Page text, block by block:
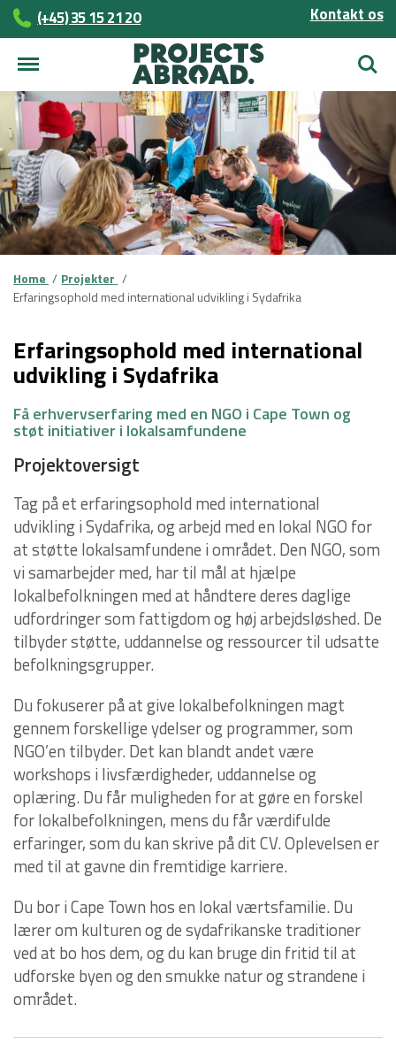
(+45)­­ 35 15 21 20 Kontakt os
Søg
Home
Projekter
Erfaringsophold med international udvikling i Sydafrika
Erfaringsophold med international
udvikling i Sydafrika
Få erhvervserfaring med en NGO i Cape Town og
støt initiativer i lokalsamfundene
Projektoversigt
Tag på et erfaringsophold med international
udvikling i Sydafrika, og arbejd med en lokal NGO for
at støtte lokalsamfundene i området. Den NGO, som
vi samarbejder med, har til mål at hjælpe
lokalbefolkningen med at håndtere deres daglige
udfordringer som fattigdom og høj arbejdsløshed. De
tilbyder støtte, uddannelse og ressourcer til udsatte
befolkningsgrupper.
Du fokuserer på at give lokalbefolkningen magt
gennem forskellige ydelser og programmer, som
NGO’en tilbyder. Det kan blandt andet være
workshops i livsfærdigheder, uddannelse og
oplæring. Du får muligheden for at gøre en forskel
for lokalbefolkningen, mens du får værdifulde
erfaringer, som du kan skrive på dit CV. Oplevelsen er
med til at gavne din fremtidige karriere.
Du bor i Cape Town hos en lokal værtsfamilie. Du
lærer om kulturen og de sydafrikanske traditioner
ved at bo hos dem, og du kan bruge din fritid til at
udforske byen og den smukke natur og strandene i
området.